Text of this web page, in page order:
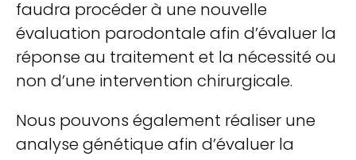
faudra procéder à une nouvelle
évaluation parodontale afin d’évaluer la
réponse au traitement et la nécessité ou
non d’une intervention chirurgicale.
Nous pouvons également réaliser une
analyse génétique afin d’évaluer la